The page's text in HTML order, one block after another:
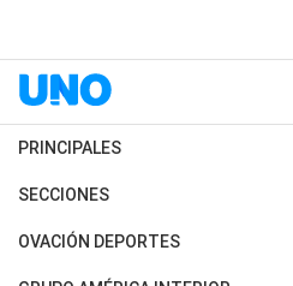
PRINCIPALES
Últimas Noticias
Política
SECCIONES
Horóscopo
Motores
OVACIÓN DEPORTES